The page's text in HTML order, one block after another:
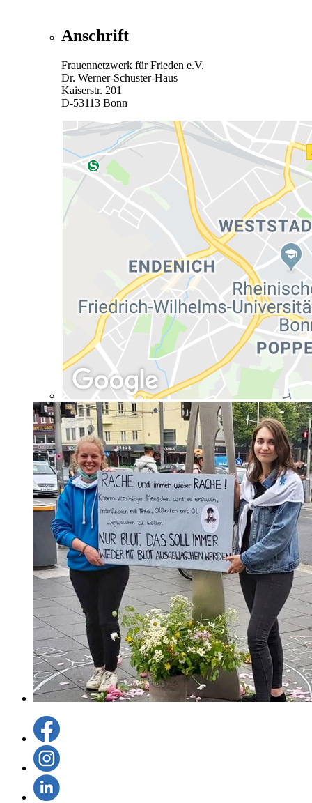
Anschrift
Frauennetzwerk für Frieden e.V.
Dr. Werner-Schuster-Haus
Kaiserstr. 201
D-53113 Bonn